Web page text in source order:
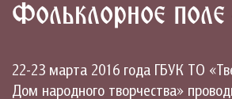
Фольклорное
22-23 марта 2016 года ГБУК ТО
Дом народного творчества»